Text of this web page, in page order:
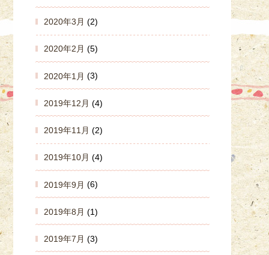
2020年3月 (2)
2020年2月 (5)
2020年1月 (3)
2019年12月 (4)
2019年11月 (2)
2019年10月 (4)
2019年9月 (6)
2019年8月 (1)
2019年7月 (3)